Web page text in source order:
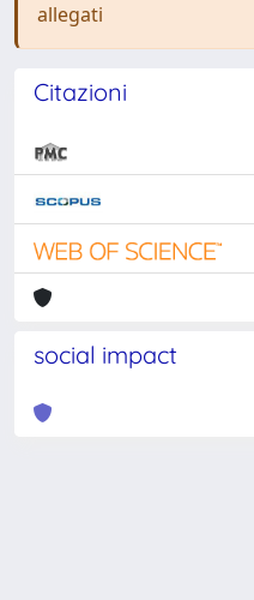
allegati
Citazioni
social impact